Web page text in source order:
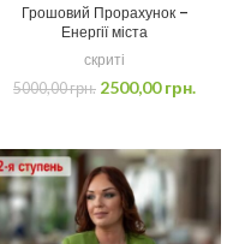
Грошовий Прорахунок –
Енергії міста
скриті
5000,00грн. 2500,00грн.